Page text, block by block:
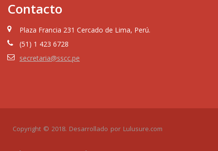
Contacto
Plaza Francia 231 Cercado de Lima, Perú.
(51) 1 423 6728
secretaria@sscc.pe
Copyright © 2018. Desarrollado por Lulusure.com